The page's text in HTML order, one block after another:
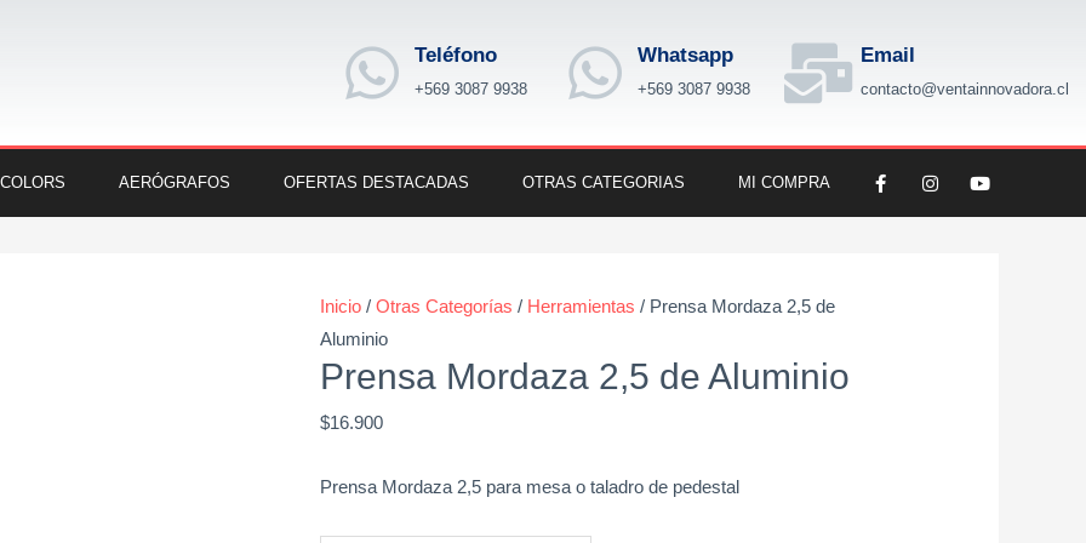
Teléfono
+569 3087 9938
Whatsapp
+569 3087 9938
Email
contacto@ventainnovadora.cl
AERÓGRAFOS OFERTAS DESTACADAS OTRAS CATEGORIAS MI COMPRA
F
a
I
n
Y
o
Inicio / Otras Categorías / Herramientas / Prensa Mordaza 2,5 de
Aluminio
Prensa Mordaza 2,5 de Aluminio
$16.900
Prensa Mordaza 2,5 para mesa o taladro de pedestal
Mordaza
2,5
de
cantidad